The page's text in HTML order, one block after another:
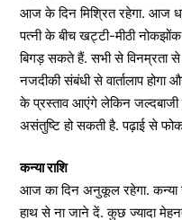
आज के दिन मिश्रित रहेगा. आज
पत्नी के बीच खट्टी-मीठी
बिगड़ सकते हैं. सभी से विनम्रता
नजदीकी संबंधी से वार्तालाप होगा
के प्रस्ताव आएंगे लेकिन जल्दबाजी
असंतुष्टि हो सकती है. पढ़ाई से
कन्या राशि
आज का दिन अनुकूल रहेगा. कन्या
हाथ से ना जाने दें. कुछ ज्यादा